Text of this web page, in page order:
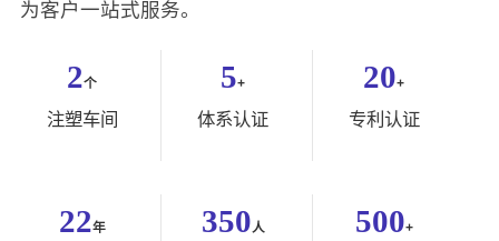
为客户一站式服务。
2个
注塑车间
5+
体系认证
20+
专利认证
22年 350 人 500+